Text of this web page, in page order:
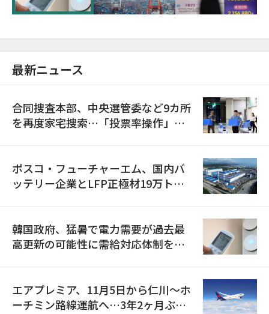
最新ニュース
合同捜査本部、中央選管委など9カ所
を再度家宅捜索…「投票率操作」の
ポスコ・フューチャーエム、国内バ
ッテリー企業とLFP正極材19万トン
韓国政府、猛暑で電力需要が過去最
高更新の可能性に需給対応体制を点
エアプレミア、11月5日から仁川〜ホ
ーチミン路線運航へ…3年2ヶ月ぶり